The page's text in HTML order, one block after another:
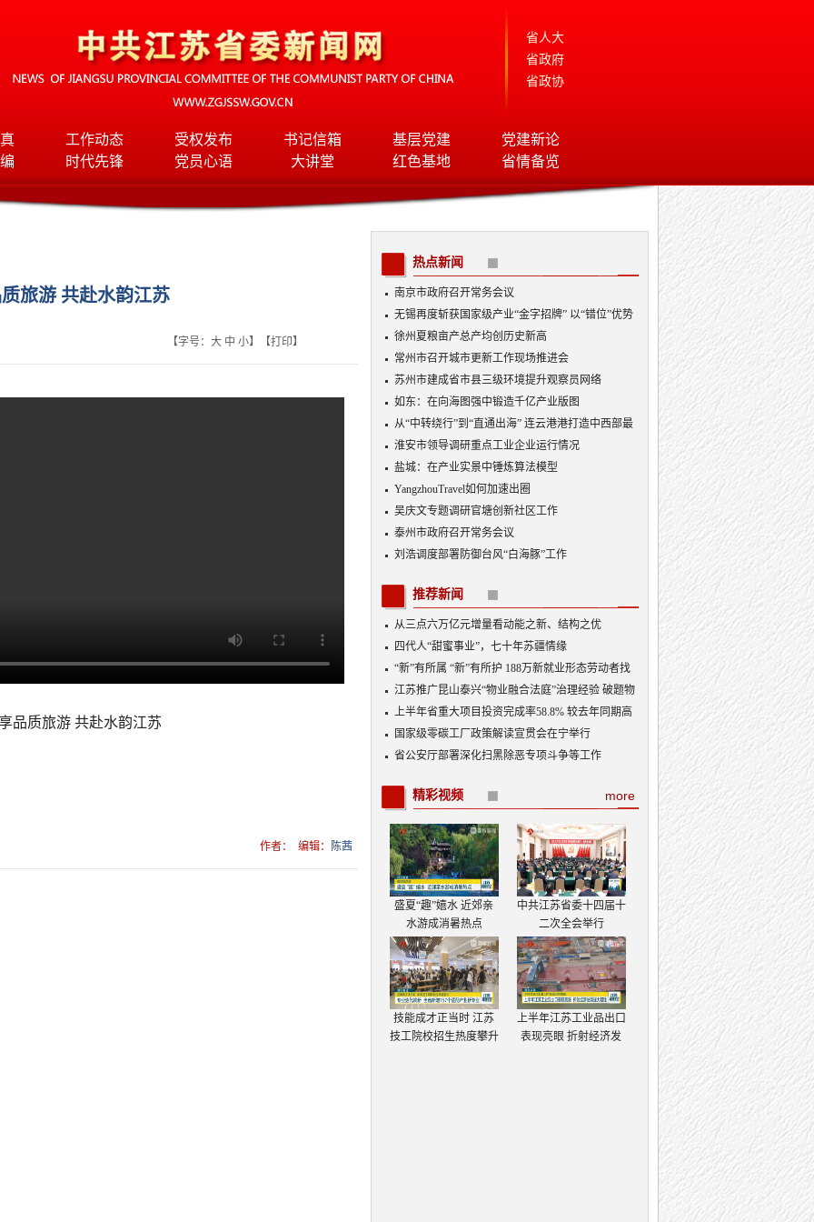
省人大
省政府
省政协
工作动态 受权发布 书记信箱 基层党建
党建新论
时代先锋 党员心语 大讲堂 红色基地 省情备览
旅游 共赴水韵江苏
【字号： 大 中 小】【打印】
品质旅游 共赴水韵江苏
作者： 编辑： 陈茜
热点新闻
南京市政府召开常务会议
无锡再度斩获国家级产业“金字招牌” 以“错位”优势
入局AI顶层赛道
徐州夏粮亩产总产均创历史新高
常州市召开城市更新工作现场推进会
苏州市建成省市县三级环境提升观察员网络
如东：在向海图强中锻造千亿产业版图
从“中转绕行”到“直通出海” 连云港港打造中西部最
优出海口
淮安市领导调研重点工业企业运行情况
盐城：在产业实景中锤炼算法模型
YangzhouTravel如何加速出圈
吴庆文专题调研官塘创新社区工作
泰州市政府召开常务会议
刘浩调度部署防御台风“白海豚”工作
推荐新闻
从三点六万亿元增量看动能之新、结构之优
四代人“甜蜜事业”，七十年苏疆情缘
“新”有所属 “新”有所护 188万新就业形态劳动者找
到“娘家”
江苏推广昆山泰兴“物业融合法庭”治理经验 破题物
业治理“老大难”
上半年省重大项目投资完成率58.8% 较去年同期高
出3.5个百分点
国家级零碳工厂政策解读宣贯会在宁举行
省公安厅部署深化扫黑除恶专项斗争等工作
more
精彩视频
盛夏“趣”嬉水 近郊亲
水游成消暑热点
中共江苏省委十四届十
二次全会举行
技能成才正当时 江苏
技工院校招生热度攀升
上半年江苏工业品出口
表现亮眼 折射经济发